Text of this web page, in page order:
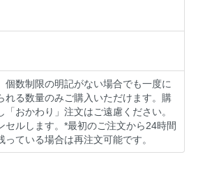
個数制限の明記がない場合でも一度に
れる数量のみご購入いただけます。購
「おかわり」注文はご遠慮ください。
セルします。*最初のご注文から24時間
っている場合は再注文可能です。